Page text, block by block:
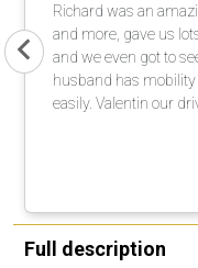
Richard was an
and more, gave us
and we even got to
husband has
easily. Valentin our
I highly recommend
Full description